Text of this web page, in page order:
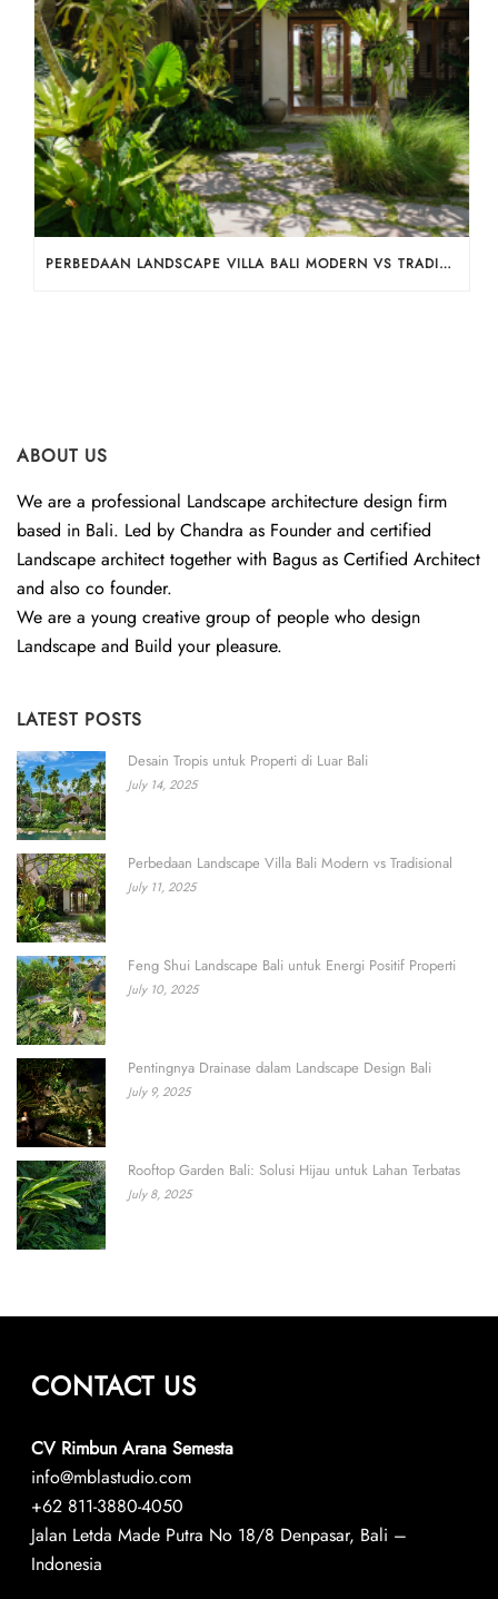
PERBEDAAN LANDSCAPE VILLA BALI MODERN VS TRADISIONAL
ABOUT US
We are a professional Landscape architecture design firm
based in Bali. Led by Chandra as Founder and certified
Landscape architect together with Bagus as Certified Architect
and also co founder.
We are a young creative group of people who design
Landscape and Build your pleasure.
LATEST POSTS
Desain Tropis untuk Properti di Luar Bali
July 14, 2025
Perbedaan Landscape Villa Bali Modern vs Tradisional
July 11, 2025
Feng Shui Landscape Bali untuk Energi Positif Properti
July 10, 2025
Pentingnya Drainase dalam Landscape Design Bali
July 9, 2025
Rooftop Garden Bali: Solusi Hijau untuk Lahan Terbatas
July 8, 2025
CONTACT US
CV Rimbun Arana Semesta
info@mblastudio.com
+62 811-3880-4050
Jalan Letda Made Putra No 18/8 Denpasar, Bali –
Indonesia